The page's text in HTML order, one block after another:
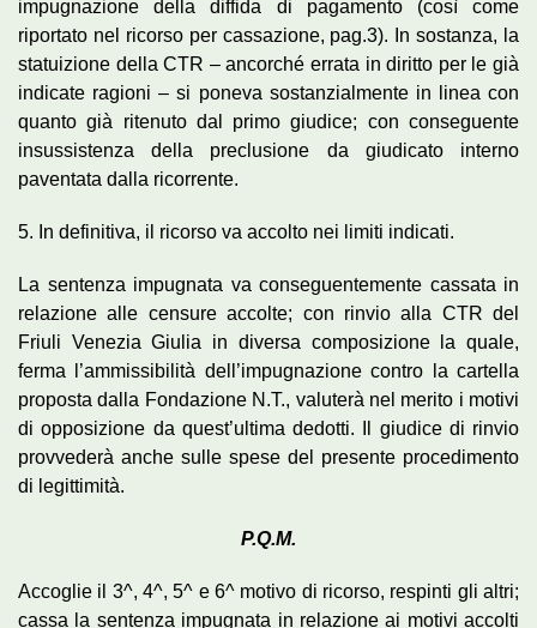
impugnazione della diffida di pagamento (così come
riportato nel ricorso per cassazione, pag.3). In sostanza, la
statuizione della CTR – ancorché errata in diritto per le già
indicate ragioni – si poneva sostanzialmente in linea con
quanto già ritenuto dal primo giudice; con conseguente
insussistenza della preclusione da giudicato interno
paventata dalla ricorrente.
5. In definitiva, il ricorso va accolto nei limiti indicati.
La sentenza impugnata va conseguentemente cassata in
relazione alle censure accolte; con rinvio alla CTR del
Friuli Venezia Giulia in diversa composizione la quale,
ferma l’ammissibilità dell’impugnazione contro la cartella
proposta dalla Fondazione N.T., valuterà nel merito i motivi
di opposizione da quest’ultima dedotti. Il giudice di rinvio
provvederà anche sulle spese del presente procedimento
di legittimità.
P.Q.M.
Accoglie il 3^, 4^, 5^ e 6^ motivo di ricorso, respinti gli altri;
cassa la sentenza impugnata in relazione ai motivi accolti